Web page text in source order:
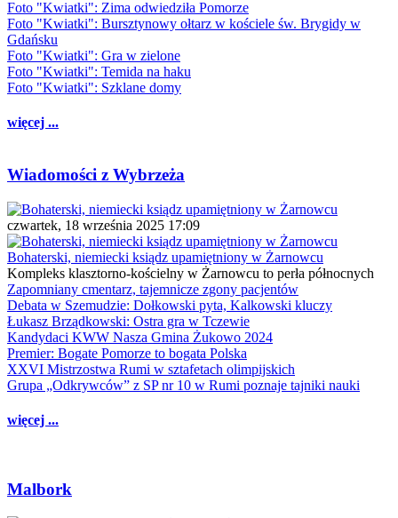
Foto "Kwiatki": Zima odwiedziła Pomorze
Foto "Kwiatki": Bursztynowy ołtarz w kościele św. Brygidy w
Gdańsku
Foto "Kwiatki": Gra w zielone
Foto "Kwiatki": Temida na haku
Foto "Kwiatki": Szklane domy
więcej ...
Wiadomości z Wybrzeża
czwartek, 18 września 2025 17:09
Bohaterski, niemiecki ksiądz upamiętniony w Żarnowcu
Kompleks klasztorno-kościelny w Żarnowcu to perła północnych
Zapomniany cmentarz, tajemnicze zgony pacjentów
Debata w Szemudzie: Dołkowski pyta, Kalkowski kluczy
Łukasz Brządkowski: Ostra gra w Tczewie
Kandydaci KWW Nasza Gmina Żukowo 2024
Premier: Bogate Pomorze to bogata Polska
XXVI Mistrzostwa Rumi w sztafetach olimpijskich
Grupa „Odkrywców” z SP nr 10 w Rumi poznaje tajniki nauki
więcej ...
Malbork